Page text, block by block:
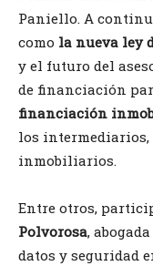
Paniello. A
como la nueva ley
y el futuro del
de financiación
financiación
los intermediarios,
inmobiliarios.
Entre otros,
Polvorosa,
datos y seguridad